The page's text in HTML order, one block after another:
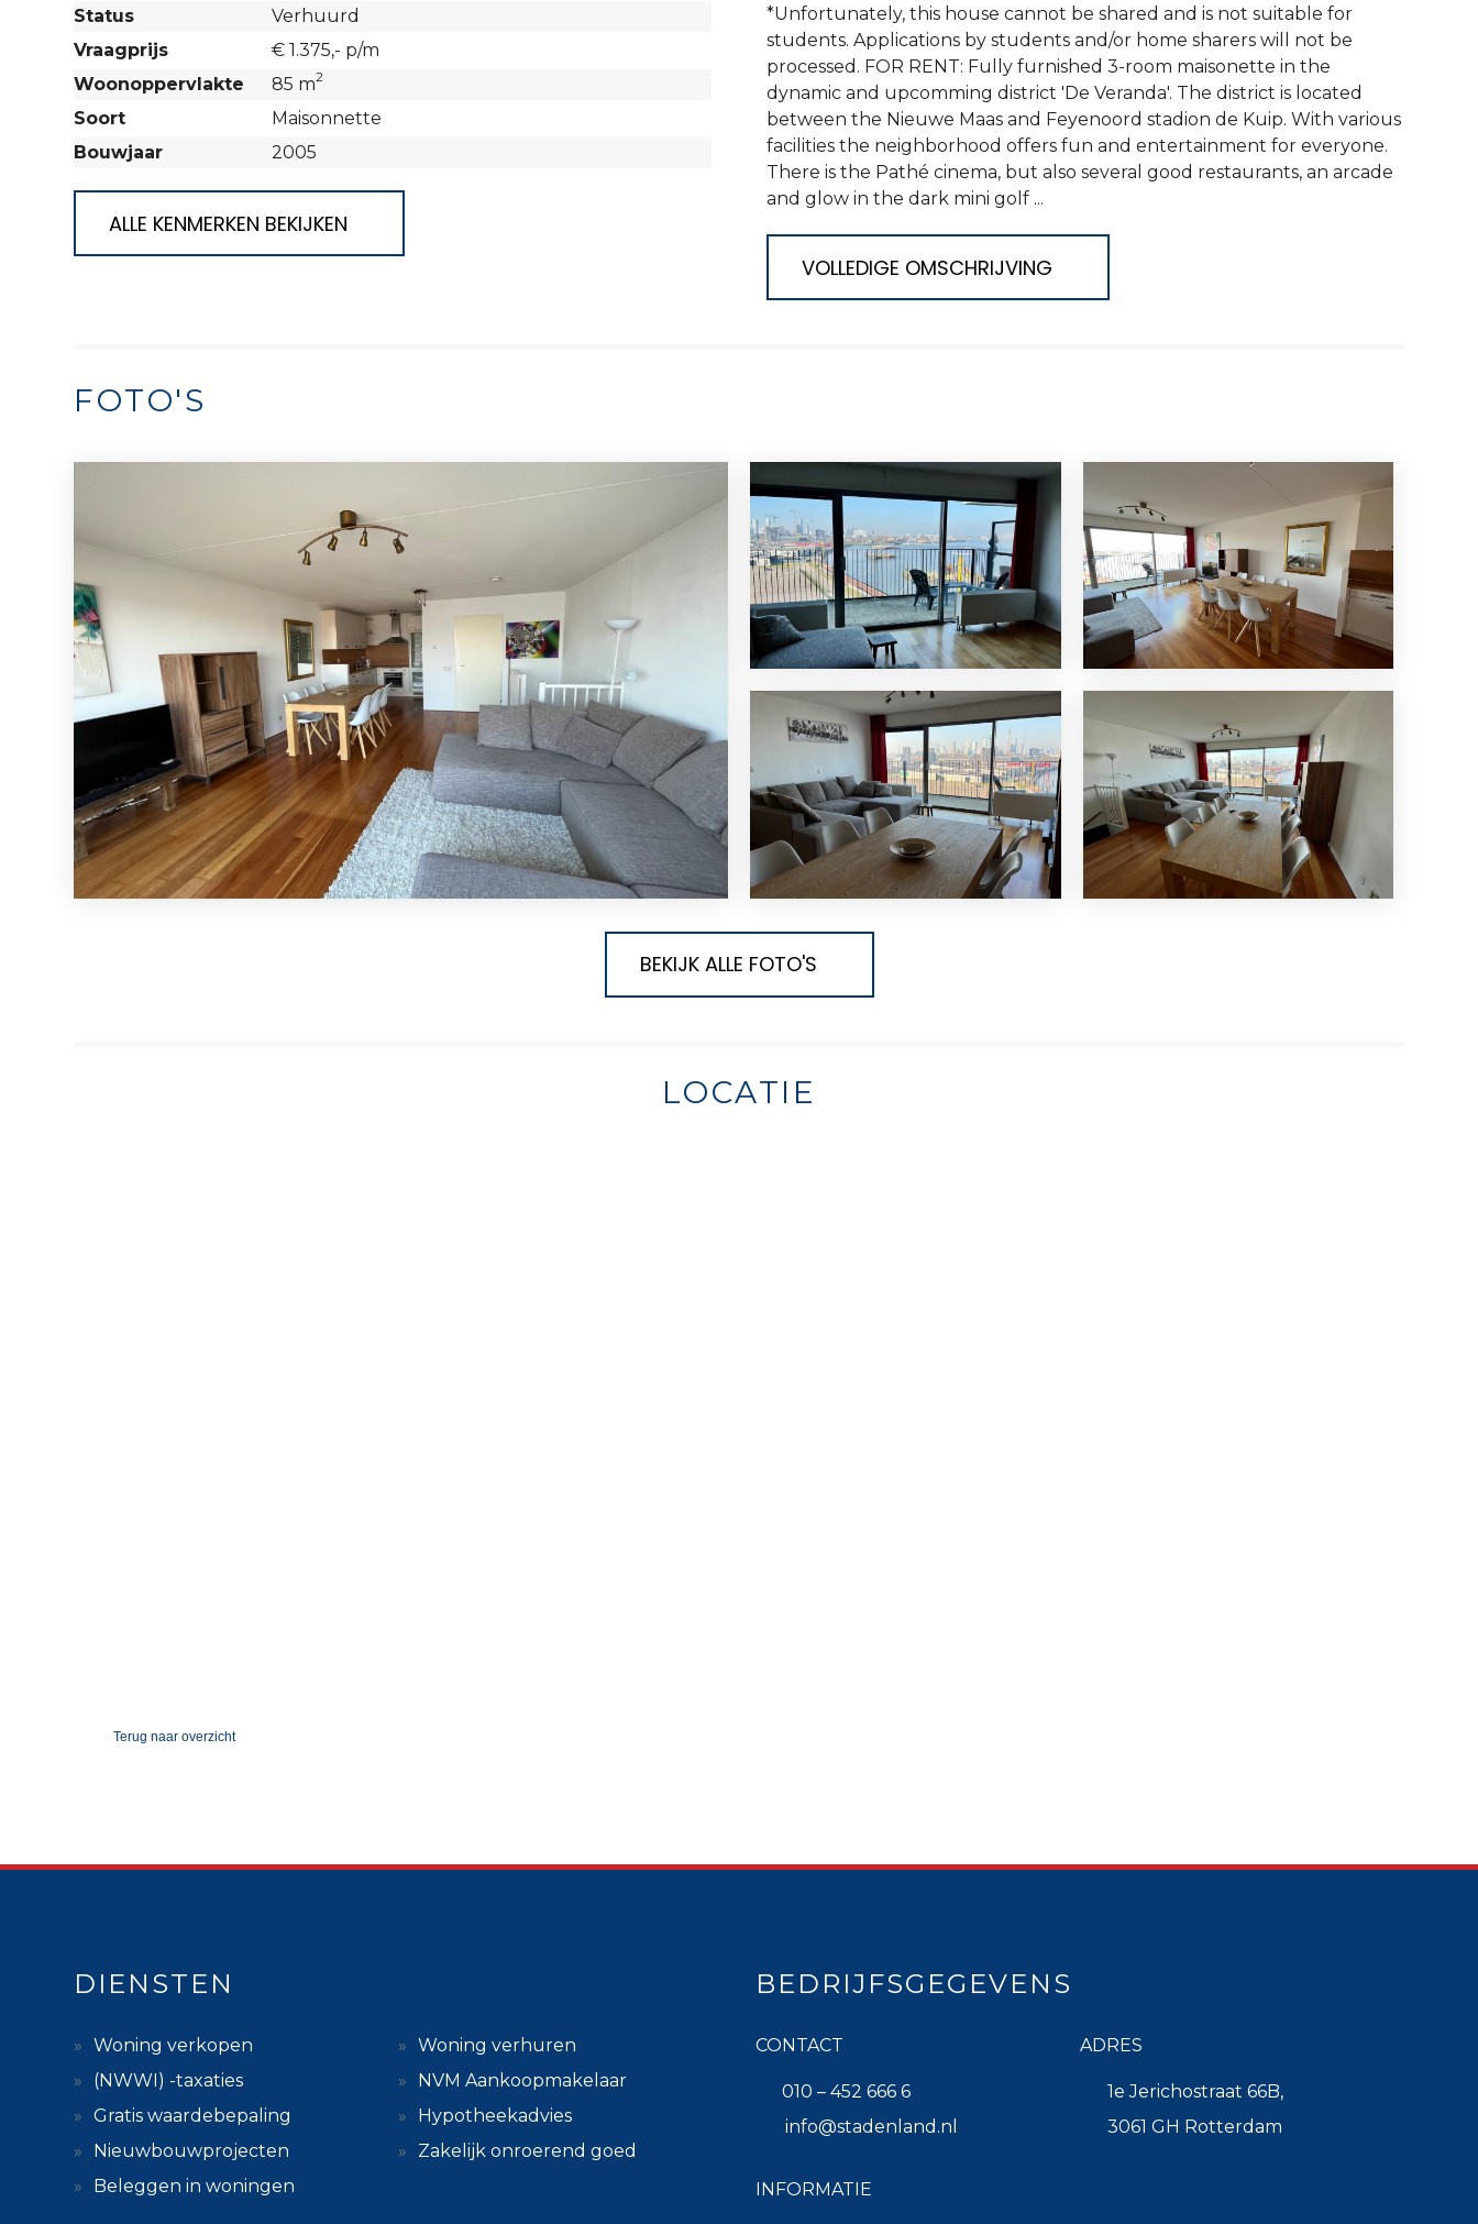
Status
Verhuurd
Vraagprijs
€ 1.375,- p/m
Woonoppervlakte
85 m2
Soort
Maisonnette
Bouwjaar
2005
ALLE KENMERKEN BEKIJKEN
*Unfortunately, this house cannot be shared and is not suitable for
students. Applications by students and/or home sharers will not be
processed. FOR RENT: Fully furnished 3-room maisonette in the
dynamic and upcomming district 'De Veranda'. The district is located
between the Nieuwe Maas and Feyenoord stadion de Kuip. With various
facilities the neighborhood offers fun and entertainment for everyone.
There is the Pathé cinema, but also several good restaurants, an arcade
and glow in the dark mini golf ...
VOLLEDIGE OMSCHRIJVING
FOTO'S
BEKIJK ALLE FOTO'S
LOCATIE
Terug naar overzicht
DIENSTEN
Woning verkopen
Woning verhuren
(NWWI) -taxaties
NVM Aankoopmakelaar
Gratis waardebepaling
Hypotheekadvies
Nieuwbouwprojecten
Zakelijk onroerend goed
Beleggen in woningen
BEDRIJFSGEGEVENS
CONTACT
010 – 452 666 6
info@stadenland.nl
INFORMATIE
ADRES
1e Jerichostraat 66B,
3061 GH Rotterdam